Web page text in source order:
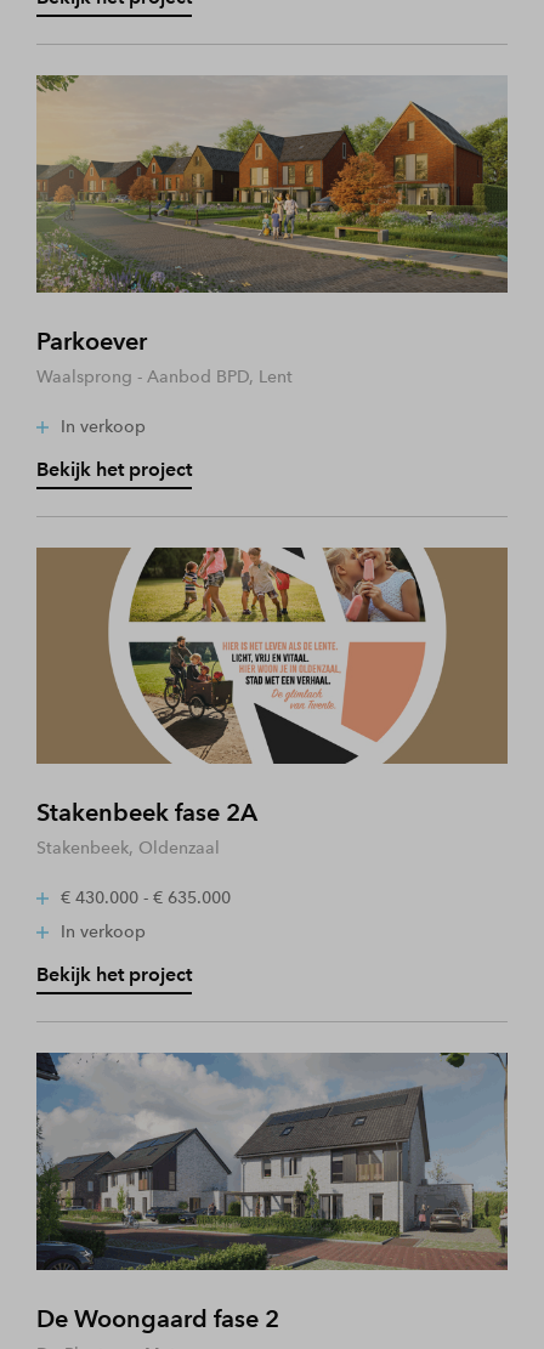
Parkoever
Waalsprong - Aanbod BPD, Lent
In verkoop
Bekijk het project
Stakenbeek fase 2A
Stakenbeek, Oldenzaal
€ 430.000 - € 635.000
In verkoop
Bekijk het project
De Woongaard fase 2